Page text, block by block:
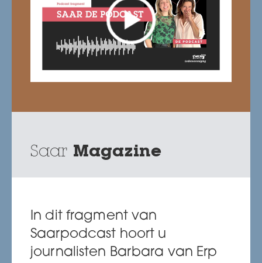
Saar Magazine
In dit fragment van
Saarpodcast hoort u
journalisten Barbara van Erp